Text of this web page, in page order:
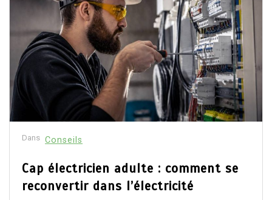
Dans Conseils
Cap électricien adulte : comment se
reconvertir dans l’électricité